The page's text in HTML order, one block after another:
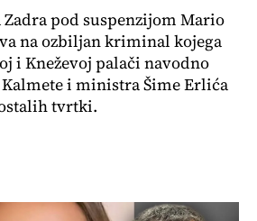
pod suspenzijom Mario
na ozbiljan kriminal kojega
i Kneževoj palači navodno
i ministra Šime Erlića
tvrtki.